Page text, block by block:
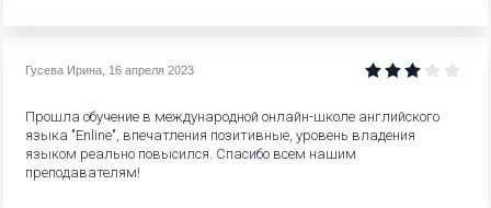
Гусева Ирина, 16 апреля 2023
Прошла обучение в международной онлайн-школе английского
языка "Enline", впечатления позитивные, уровень владения
языком реально повысился. Спасибо всем нашим
преподавателям!